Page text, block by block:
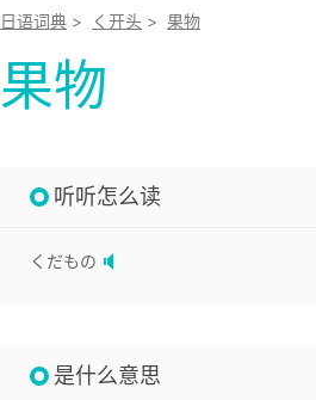
日语词典 > く开头 > 果物
果物
听听怎么读
くだもの
是什么意思